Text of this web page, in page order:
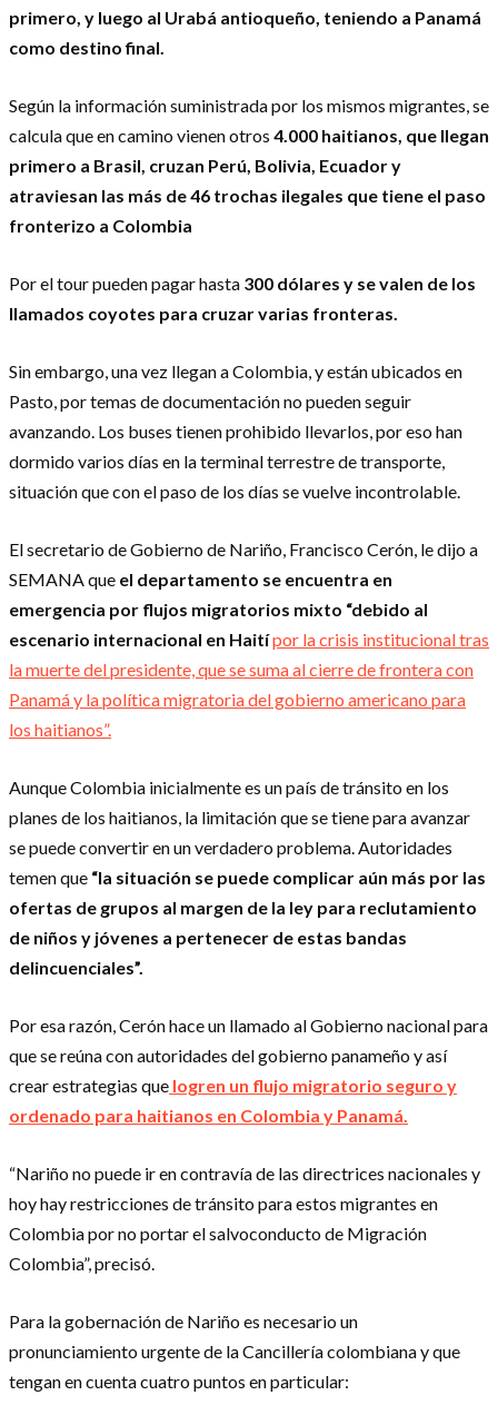
primero, y luego al Urabá antioqueño, teniendo a Panamá
como destino final.
Según la información suministrada por los mismos migrantes, se
calcula que en camino vienen otros 4.000 haitianos, que llegan
primero a Brasil, cruzan Perú, Bolivia, Ecuador y
atraviesan las más de 46 trochas ilegales que tiene el paso
fronterizo a Colombia
Por el tour pueden pagar hasta 300 dólares y se valen de los
llamados coyotes para cruzar varias fronteras.
Sin embargo, una vez llegan a Colombia, y están ubicados en
Pasto, por temas de documentación no pueden seguir
avanzando. Los buses tienen prohibido llevarlos, por eso han
dormido varios días en la terminal terrestre de transporte,
situación que con el paso de los días se vuelve incontrolable.
El secretario de Gobierno de Nariño, Francisco Cerón, le dijo a
SEMANA que el departamento se encuentra en
emergencia por flujos migratorios mixto “debido al
escenario internacional en Haitípor la crisis institucional tras
la muerte del presidente, que se suma al cierre de frontera con
Panamá y la política migratoria del gobierno americano para
los haitianos”.
Aunque Colombia inicialmente es un país de tránsito en los
planes de los haitianos, la limitación que se tiene para avanzar
se puede convertir en un verdadero problema. Autoridades
temen que “la situación se puede complicar aún más por las
ofertas de grupos al margen de la ley para reclutamiento
de niños y jóvenes a pertenecer de estas bandas
delincuenciales”.
Por esa razón, Cerón hace un llamado al Gobierno nacional para
que se reúna con autoridades del gobierno panameño y así
crear estrategias que logren un flujo migratorio seguro y
ordenado para haitianos en Colombia y Panamá.
“Nariño no puede ir en contravía de las directrices nacionales y
hoy hay restricciones de tránsito para estos migrantes en
Colombia por no portar el salvoconducto de Migración
Colombia”, precisó.
Para la gobernación de Nariño es necesario un
pronunciamiento urgente de la Cancillería colombiana y que
tengan en cuenta cuatro puntos en particular: